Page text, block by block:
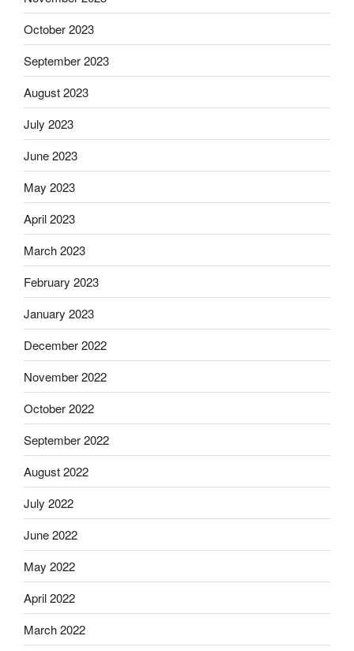
October 2023
September 2023
August 2023
July 2023
June 2023
May 2023
April 2023
March 2023
February 2023
January 2023
December 2022
November 2022
October 2022
September 2022
August 2022
July 2022
June 2022
May 2022
April 2022
March 2022